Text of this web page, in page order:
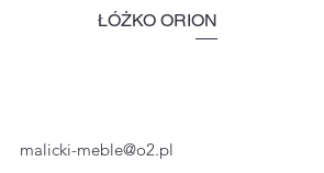
ŁÓŻKO ORION
malicki-meble@o2.pl